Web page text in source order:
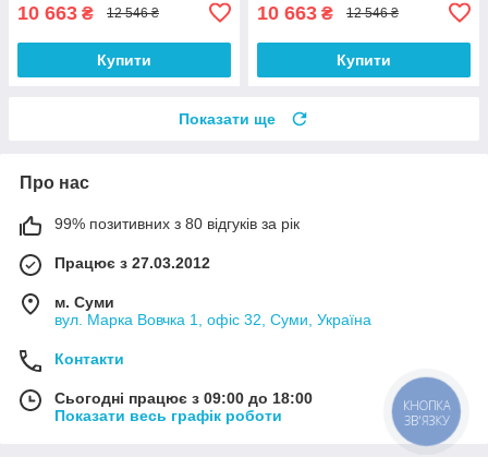
10 663 ₴ 12 546 ₴
Купити
10 663 ₴ 12 546 ₴
Купити
Показати ще
Про нас
99% позитивних з 80 відгуків за рік
Працює з 27.03.2012
м. Суми
вул. Марка Вовчка 1, офіс 32, Суми, Україна
Контакти
Сьогодні працює з 09:00 до 18:00
Показати весь графік роботи
КНОПКА
ЗВ'ЯЗКУ